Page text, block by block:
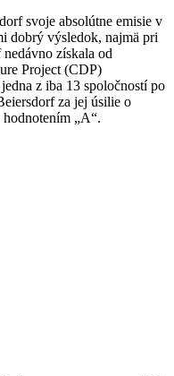
svoje absolútne emisie v
dobrý výsledok, najmä pri
získala od
Project (CDP)
z iba 13 spoločností po
za jej úsilie o
„A“.